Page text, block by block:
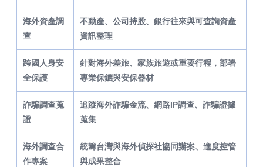
海外資產調
查
不動產、公司持股、銀行往來與可查詢資產
資訊整理
跨國人身安
全保護
針對海外差旅、家族旅遊或重要行程，部署
專業保鑣與安保器材
詐騙調查蒐
證
追蹤海外詐騙金流、網路IP調查、詐騙證據
蒐集
海外調查合
作專案
統籌台灣與海外偵探社協同辦案、進度控管
與成果整合